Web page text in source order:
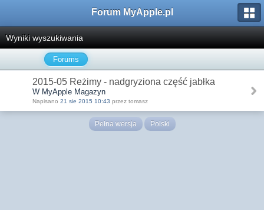
Forum MyApple.pl
Wyniki wyszukiwania
Forums
2015-05 Reżimy - nadgryziona część jabłka
W MyApple Magazyn
Napisano 21 sie 2015 10:43 przez tomasz
Pełna wersja Polski